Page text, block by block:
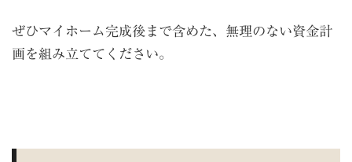
ぜひマイホーム完成後まで含めた、無理のない資金計
画を組み立ててください。